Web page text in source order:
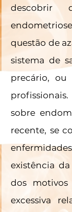
descobrir
questão de
sistema de
precário,
sobre
recente, se
existência
dos
excessiva